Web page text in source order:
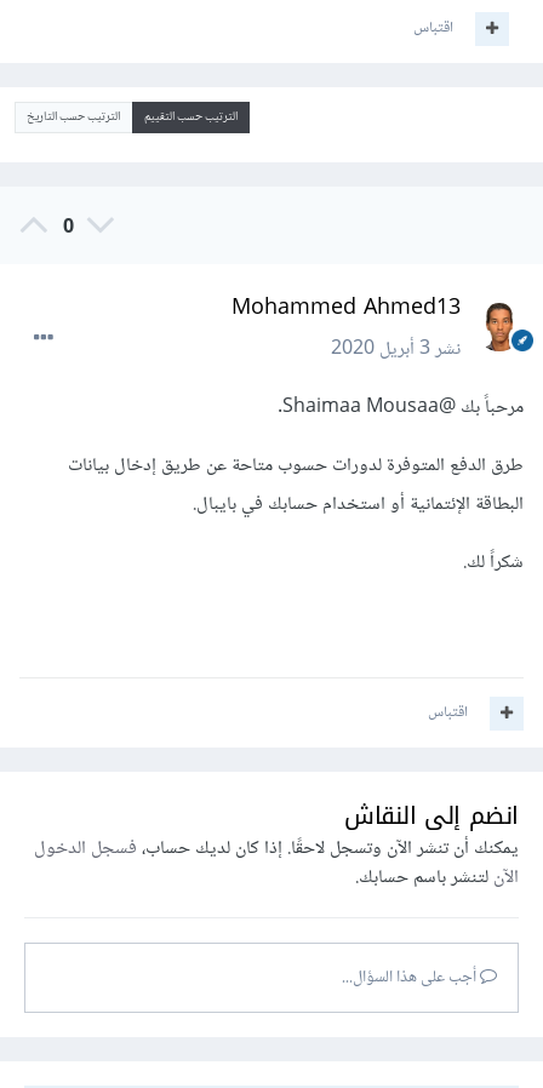
اقتباس
الترتيب حسب التقييم الترتيب حسب التاريخ
0
Mohammed Ahmed13
نشر3 أبريل 2020
مرحباً بك@Shaimaa Mousaa
.
طرق الدفع المتوفرة لدورات حسوب متاحة عن طريق إدخال بيانات
البطاقة الإئتمانية أو استخدام حسابك في بايبال.
شكراً لك.
اقتباس
انضم إلى النقاش
يمكنك أن تنشر الآن وتسجل لاحقًا. إذا كان لديك حساب،فسجل الدخول
الآنلتنشر باسم حسابك.
أجب على هذا السؤال...